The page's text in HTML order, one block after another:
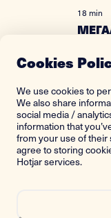
18 min
14 min
THE
17 min
10 min
Cookies
We use cookies to
We also share
social media /
information that
from your use of their
agree to storing
Hotjar services.